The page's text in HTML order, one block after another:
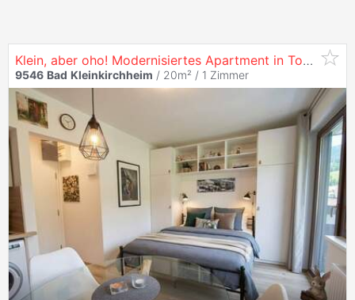
Klein, aber oho! Modernisiertes Apartment in Top-Lage von
9546 Bad Kleinkirchheim / 20m² / 1 Zimmer